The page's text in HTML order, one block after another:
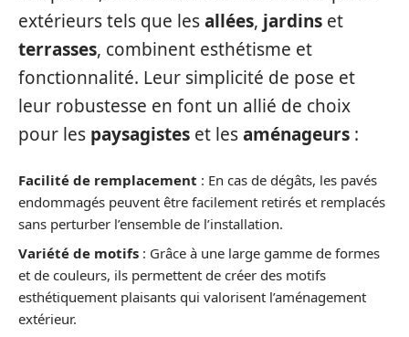
extérieurs tels que lesallées, jardins et
terrasses, combinent esthétisme et
fonctionnalité. Leur simplicité de pose et
leur robustesse en font un allié de choix
pour les paysagistes et lesaménageurs :
Facilité de remplacement : En cas de dégâts, les pavés
endommagés peuvent être facilement retirés et remplacés
sans perturber l’ensemble de l’installation.
Variété de motifs : Grâce à une large gamme de formes
et de couleurs, ils permettent de créer des motifs
esthétiquement plaisants qui valorisent l’aménagement
extérieur.